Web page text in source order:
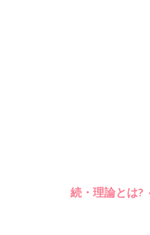
続・理論とは?